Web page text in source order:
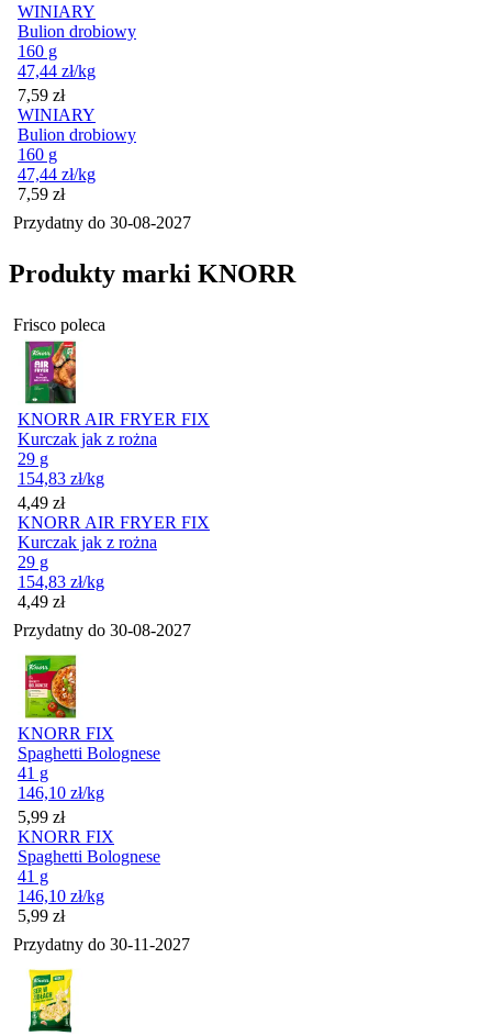
WINIARY
Bulion drobiowy
160 g
47,44 zł/kg
Cena
7,59 zł
WINIARY
Bulion drobiowy
160 g
47,44 zł/kg
Cena
7,59 zł
Przydatny do 30-08-2027
Produkty marki KNORR
Frisco poleca
KNORR AIR FRYER FIX
Kurczak jak z rożna
29 g
154,83 zł/kg
Cena
4,49 zł
KNORR AIR FRYER FIX
Kurczak jak z rożna
29 g
154,83 zł/kg
Cena
4,49 zł
Przydatny do 30-08-2027
KNORR FIX
Spaghetti Bolognese
41 g
146,10 zł/kg
Cena
5,99 zł
KNORR FIX
Spaghetti Bolognese
41 g
146,10 zł/kg
Cena
5,99 zł
Przydatny do 30-11-2027